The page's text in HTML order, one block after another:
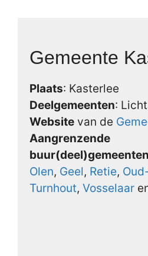
Gemeente
Plaats: Kasterlee
Deelgemeenten:
Website van de
Aangrenzende
buur(deel)gemeenten
Olen, Geel, Retie,
Turnhout, Vosselaar